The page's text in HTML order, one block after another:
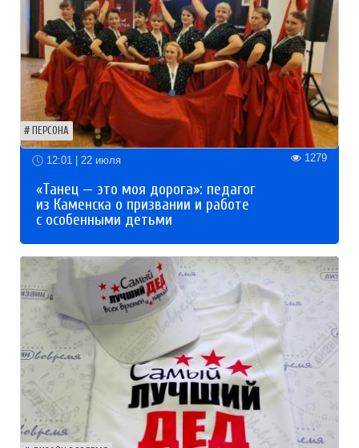
ПЕРСОНА
12:01 | 22 июля 1279
«Танец — это моя дорога»: педагог
из Каменска о призвании и работе
с особенными детьми